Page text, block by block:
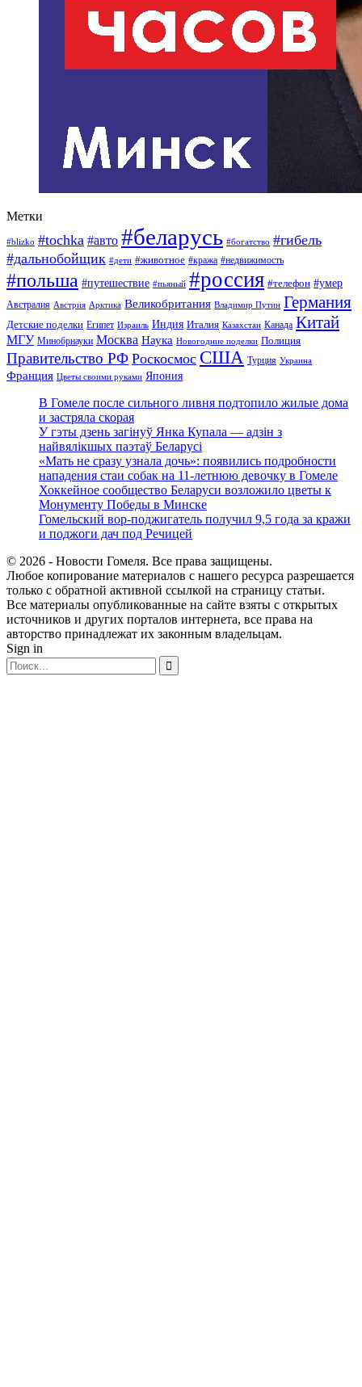
Метки
#blizko #tochka #авто #беларусь #богатство #гибель
#дальнобойщик #дети #животное #кража #недвижимость
#польша #путешествие #пьяный #россия #телефон #умер
Австралия Австрия Арктика Великобритания Владимир Путин Германия
Детские поделки Египет Израиль Индия Италия Казахстан Канада Китай
МГУ Минобрнауки Москва Наука Новогодние поделки Полиция
Правительство РФ Роскосмос США Турция Украина
Франция Цветы своими руками Япония
В Гомеле после сильного ливня подтопило жилые дома
и застряла скорая
У гэты дзень загінуў Янка Купала — адзін з
найвялікшых паэтаў Беларусі
«Мать не сразу узнала дочь»: появились подробности
нападения стаи собак на 11-летнюю девочку в Гомеле
Хоккейное сообщество Беларуси возложило цветы к
Монументу Победы в Минске
Гомельский вор-поджигатель получил 9,5 года за кражи
и поджоги дач под Речицей
© 2026 - Новости Гомеля. Все права защищены.
Любое копирование материалов с нашего ресурса разрешается
только с обратной активной ссылкой на страницу статьи.
Все материалы опубликованные на сайте взяты с открытых
источников и других порталов интернета, все права на
авторство принадлежат их законным владельцам.
Sign in